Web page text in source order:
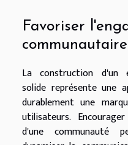
Favoriser
communautaire
La construction d'un
solide représente une
durablement une
utilisateurs.
d'une communauté